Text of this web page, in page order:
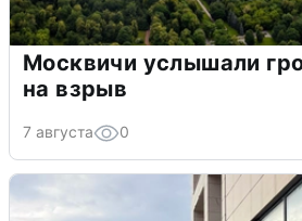
Москвичи услышали
на взрыв
7 августа 0